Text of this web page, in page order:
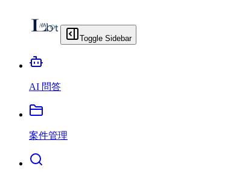
Toggle Sidebar
AI 問答
案件管理